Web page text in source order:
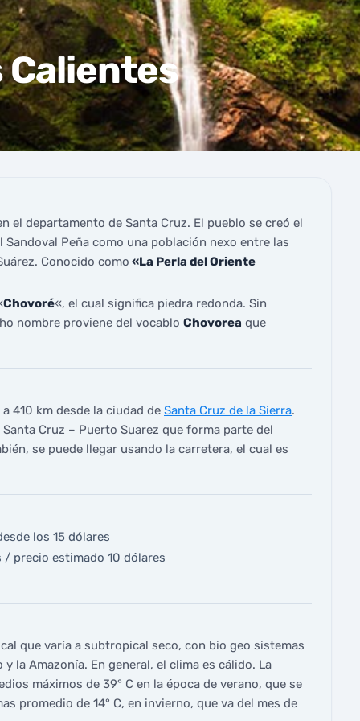
Calientes
el departamento de Santa Cruz. El pueblo se creó el
Peña como una población nexo entre las
Conocido como «La Perla del Oriente
Chovoré«, el cual significa piedra redonda. Sin
nombre proviene del vocablo Chovorea que
410 km desde la ciudad de Santa Cruz de la Sierra.
Cruz – Puerto Suarez que forma parte del
se puede llegar usando la carretera, el cual es
los 15 dólares
/ precio estimado 10 dólares
que varía a subtropical seco, con bio geo sistemas
la Amazonía. En general, el clima es cálido. La
máximos de 39° C en la época de verano, que se
promedio de 14° C, en invierno, que va del mes de